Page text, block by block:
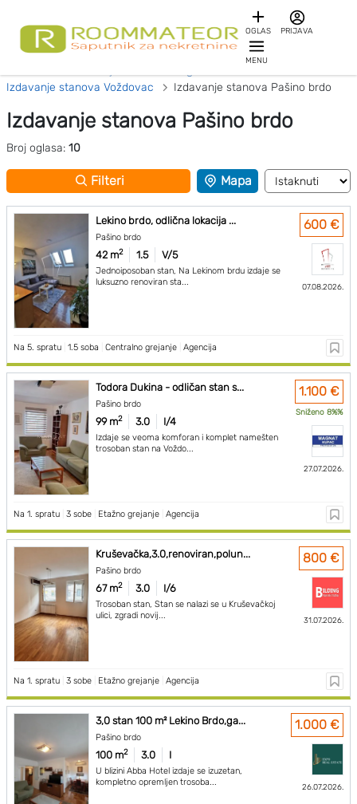
OGLAS PRIJAVA
MENU
Izdavanje stanova Voždovac
Izdavanje stanova Pašino brdo
Izdavanje stanova Pašino brdo
Broj oglasa: 10
Filteri Mapa
Lekino brdo, odlična lokacija ...
Pašino brdo
42 m2 1.5 V/5
Jednoiposoban stan, Na Lekinom brdu izdaje se
luksuzno renoviran sta...
600 €
07.08.2026.
Na 5. spratu 1.5 soba Centralno grejanje Agencija
Todora Dukina - odličan stan s...
Pašino brdo
99 m2 3.0 I/4
Izdaje se veoma komforan i komplet namešten
trosoban stan na Voždo...
1.100 €
Sniženo 8%%
27.07.2026.
Na 1. spratu 3 sobe Etažno grejanje Agencija
Kruševačka,3.0,renoviran,polun...
Pašino brdo
67 m2 3.0 I/6
Trosoban stan, Stan se nalazi se u Kruševačkoj
ulici, zgradi novij...
800 €
31.07.2026.
Na 1. spratu 3 sobe Etažno grejanje Agencija
3,0 stan 100 m² Lekino Brdo,ga...
Pašino brdo
100 m2 3.0 I
U blizini Abba Hotel izdaje se izuzetan,
kompletno opremljen trosoba...
1.000 €
26.07.2026.